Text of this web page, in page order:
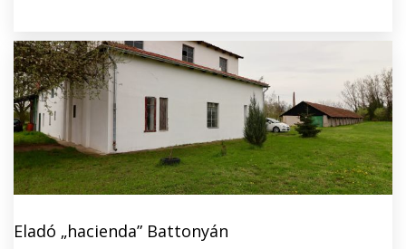
Eladó „hacienda” Battonyán